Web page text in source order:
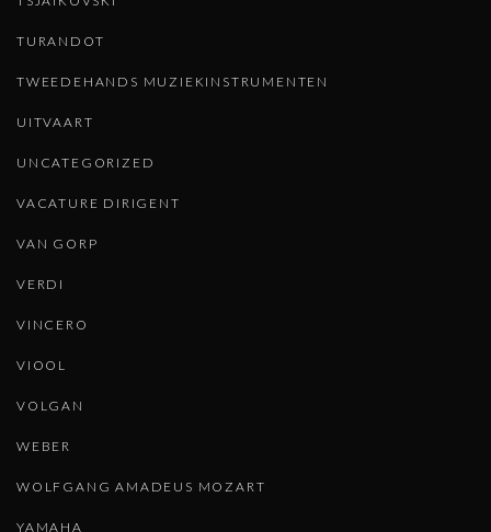
TURANDOT
TWEEDEHANDS MUZIEKINSTRUMENTEN
UITVAART
UNCATEGORIZED
VACATURE DIRIGENT
VAN GORP
VERDI
VINCERO
VIOOL
VOLGAN
WEBER
WOLFGANG AMADEUS MOZART
YAMAHA